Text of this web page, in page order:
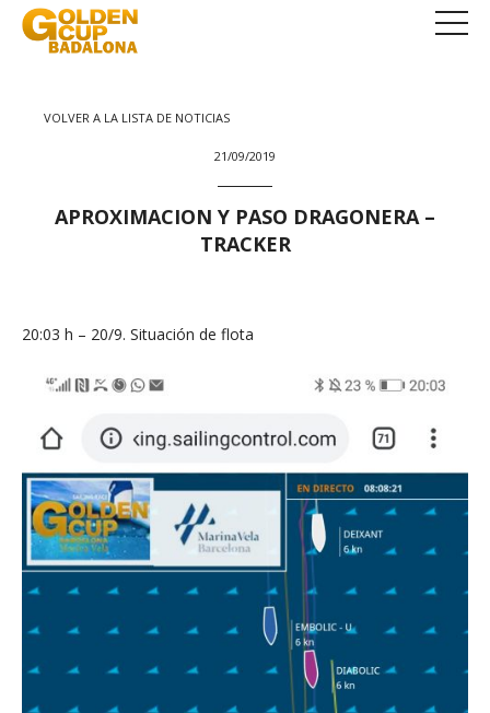
VOLVER A LA LISTA DE NOTICIAS
21/09/2019
APROXIMACION Y PASO DRAGONERA –
TRACKER
20:03 h – 20/9. Situación de flota